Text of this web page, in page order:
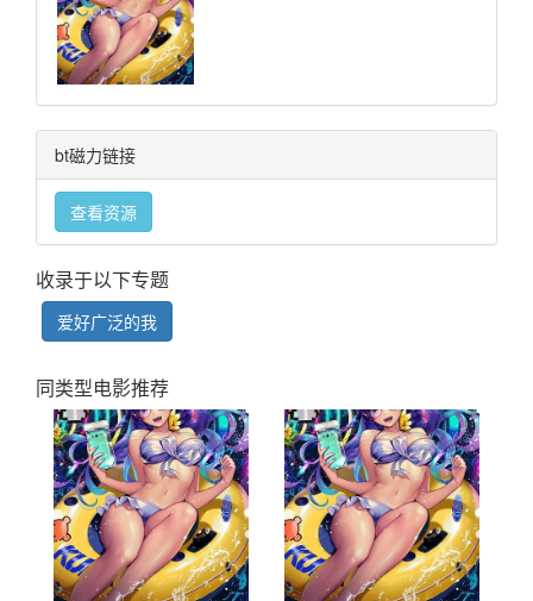
bt磁力链接
查看资源
收录于以下专题
爱好广泛的我
同类型电影推荐